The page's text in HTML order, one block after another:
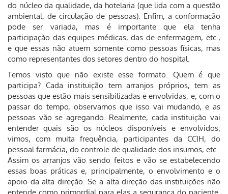
do núcleo da qualidade, da hotelaria (que lida com a questão
ambiental, de circulação de pessoas). Enfim, a conformação
pode ser variada, mas é importante que ela tenha
participação das equipes médicas, das de enfermagem, etc.,
e que essas não atuem somente como pessoas físicas, mas
como representantes dos setores dentro do hospital.
Temos visto que não existe esse formato. Quem é que
participa? Cada instituição tem arranjos próprios, tem as
pessoas que estão mais sensibilizadas e envolvidas, e, com o
passar do tempo, observamos que isso vai mudando, e as
pessoas vão se agregando. Realmente, cada instituição vai
entender quais são os núcleos disponíveis e envolvidos;
vimos, com muita frequência, participantes da CCIH, do
pessoal farmácia, do controle de qualidade dos insumos, etc..
Assim os arranjos vão sendo feitos e vão se estabelecendo
essas boas práticas e, principalmente, o envolvimento e o
apoio da alta direção. Se a alta direção das instituições não